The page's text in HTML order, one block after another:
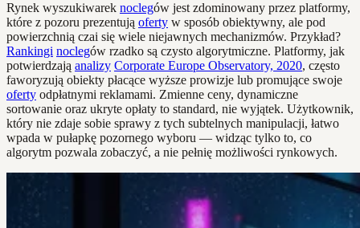
Rynek wyszukiwarek noclegów jest zdominowany przez platformy,
które z pozoru prezentują oferty w sposób obiektywny, ale pod
powierzchnią czai się wiele niejawnych mechanizmów. Przykład?
Rankingi noclegów rzadko są czysto algorytmiczne. Platformy, jak
potwierdzają analizy Corporate Europe Observatory, 2020, często
faworyzują obiekty płacące wyższe prowizje lub promujące swoje
oferty odpłatnymi reklamami. Zmienne ceny, dynamiczne
sortowanie oraz ukryte opłaty to standard, nie wyjątek. Użytkownik,
który nie zdaje sobie sprawy z tych subtelnych manipulacji, łatwo
wpada w pułapkę pozornego wyboru — widząc tylko to, co
algorytm pozwala zobaczyć, a nie pełnię możliwości rynkowych.